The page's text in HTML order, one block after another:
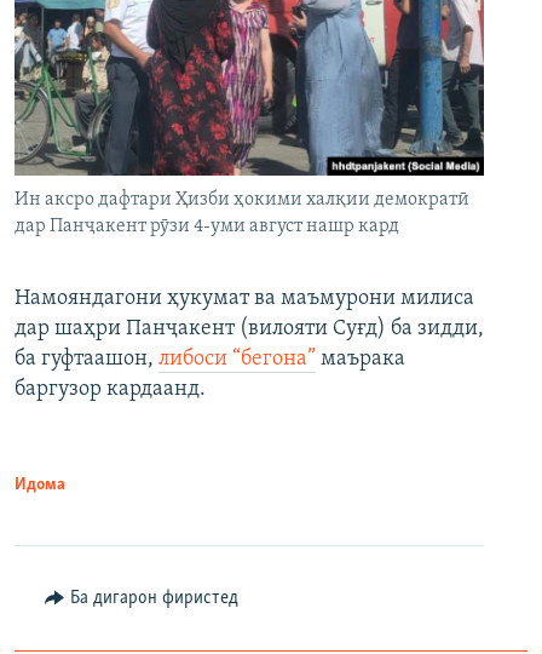
Ин аксро дафтари Ҳизби ҳокими халқии демократӣ
дар Панҷакент рӯзи 4-уми август нашр кард
Намояндагони ҳукумат ва маъмурони милиса
дар шаҳри Панҷакент (вилояти Суғд) ба зидди,
ба гуфтаашон, либоси “бегона” маърака
баргузор кардаанд.
Идома
Ба дигарон фиристед